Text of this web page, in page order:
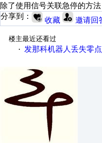
除了使用信号关联急停的方
分享到：
收藏 邀请回
楼主最近还看过
·
发那科机器人丢失零